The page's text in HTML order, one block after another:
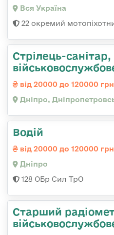
Вся Україна
22 окремий
Стрілець-санітар,
від 20000 до 120000 грн
Дніпро,
Водій
від 20000 до 120000 грн
Дніпро
128 ОБр Сил ТрО
Старший